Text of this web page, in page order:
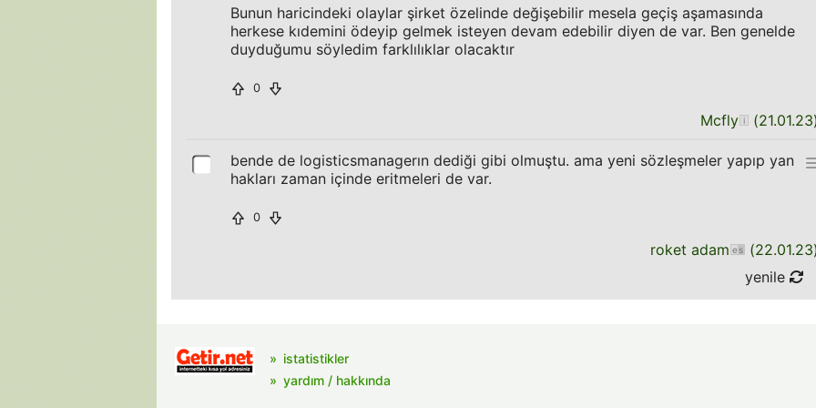
Bunun haricindeki olaylar şirket özelinde değişebilir mesela geçiş aşamasında
herkese kıdemini ödeyip gelmek isteyen devam edebilir diyen de var. Ben genelde
duyduğumu söyledim farklılıklar olacaktır
0
Mcfly (21.01.23
bende de logisticsmanagerın dediği gibi olmuştu. ama yeni sözleşmeler yapıp yan
hakları zaman içinde eritmeleri de var.
0
roket adam (22.01.23
yenile
istatistikler
yardım / hakkında